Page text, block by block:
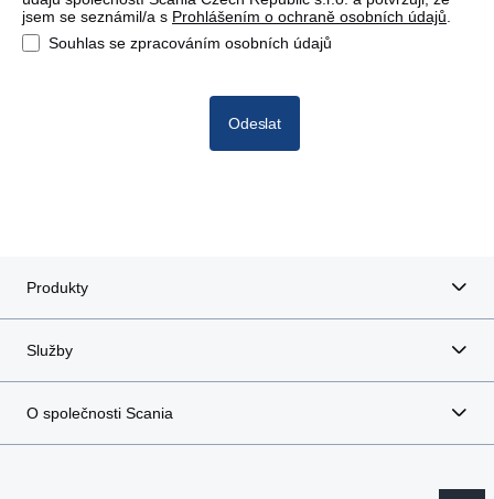
jsem se seznámil/a s Prohlášením o ochraně osobních údajů
Souhlas se zpracováním osobních údajů
Odeslat
Produkty
Služby
O společnosti Scania